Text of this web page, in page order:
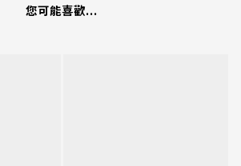
您可能喜歡...